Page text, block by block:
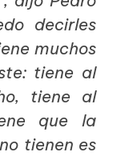
decirles
muchos
tiene al
tiene al
que la
tienen es